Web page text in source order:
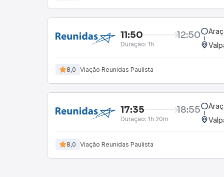
11:50 12:50
Duração: 1h
8,0 Viação Reunidas Paulista
17:35 18:55
Duração: 1h 20m
8,0 Viação Reunidas Paulista